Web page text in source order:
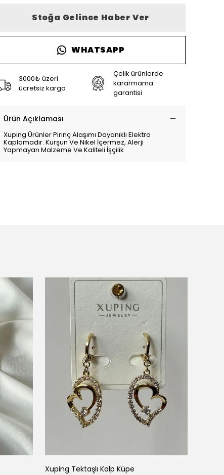
Stoğa Gelince Haber Ver
WHATSAPP
3000₺ üzeri
ücretsiz kargo
Çelik ürünlerde
kararmama
garantisi
Ürün Açıklaması
Xuping Ürünler Pirinç Alaşımı Dayanıklı Elektro
Kaplamadır. Kurşun Ve Nikel İçermez, Alerji
Yapmayan Malzeme Ve Kaliteli İşçilik
Xuping Tektaşlı Kalp Küpe